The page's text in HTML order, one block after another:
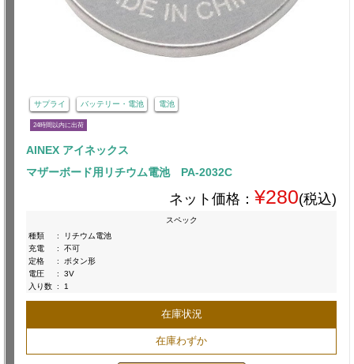
サプライ バッテリー・電池 電池
24時間以内に出荷
AINEX アイネックス
マザーボード用リチウム電池 PA-2032C
ネット価格： ¥280(税込)
スペック
種類
:
リチウム電池
充電
:
不可
定格
:
ボタン形
電圧
:
3V
入り数 : 1
在庫状況
在庫わずか